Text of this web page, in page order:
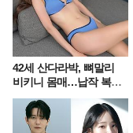
42세 산다라박, 뼈말리
비키니 몸매…납작 복부
에 깜짝